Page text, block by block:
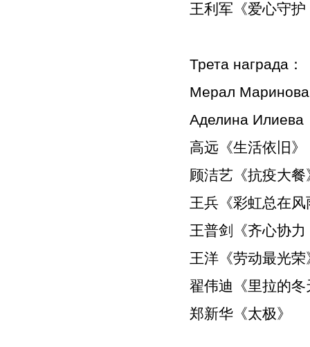
王利军《爱心守
Трета награда：
Мерал Маринова
Аделина Илиева
高远《生活依旧》
顾洁艺《抗疫大餐
王兵《彩虹总在风
王普剑《齐心协
王洋《劳动最光荣
翟伟迪《里拉的冬
郑新华《太极》